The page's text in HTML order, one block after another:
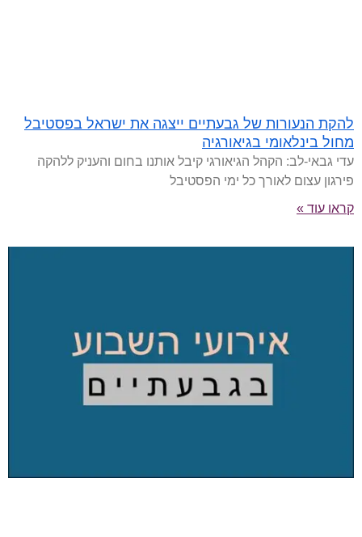
להקת הנעורות של גבעתיים ייצגה את ישראל בפסטיבל
מחול בינלאומי בגיאורגיה
עדי גבאי-לב: הקהל הגיאורגי קיבל אותנו בחום והעניק ללהקה
פירגון עצום לאורך כל ימי הפסטיבל
קראו עוד »